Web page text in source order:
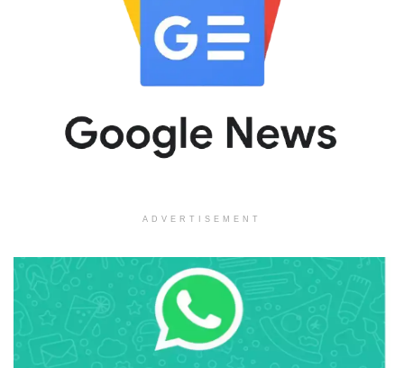
ADVERTISEMENT